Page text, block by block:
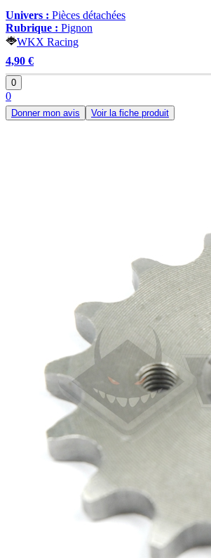
Univers : Pièces détachées
Rubrique : Pignon
WKX Racing
4,90 €
0
0
Donner mon avis Voir la fiche produit